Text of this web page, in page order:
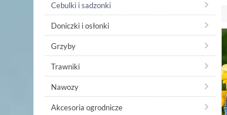
Cebulki i sadzonki
Doniczki i osłonki
Grzyby
Trawniki
Nawozy
Akcesoria ogrodnicze